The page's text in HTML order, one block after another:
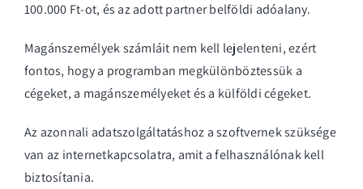
100.000 Ft-ot, és az adott partner belföldi adóalany.
Magánszemélyek számláit nem kell lejelenteni, ezért
fontos, hogy a programban megkülönböztessük a
cégeket, a magánszemélyeket és a külföldi cégeket.
Az azonnali adatszolgáltatáshoz a szoftvernek szüksége
van az internetkapcsolatra, amit a felhasználónak kell
biztosítania.